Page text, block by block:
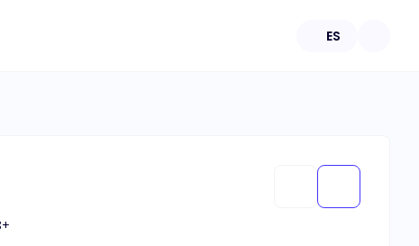
ES
+